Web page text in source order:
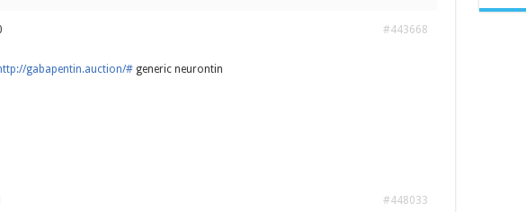
#443668
gabapentin.auction/#generic neurontin
#448033